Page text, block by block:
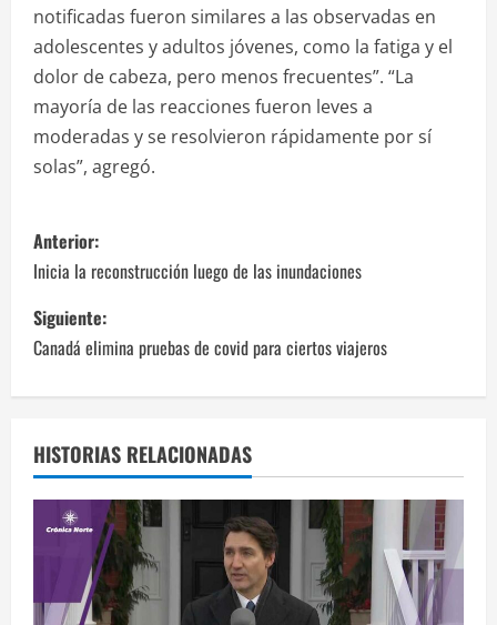
notificadas fueron similares a las observadas en
adolescentes y adultos jóvenes, como la fatiga y el
dolor de cabeza, pero menos frecuentes”. “La
mayoría de las reacciones fueron leves a
moderadas y se resolvieron rápidamente por sí
solas”, agregó.
N
a
v
e
a
c
ó
Anterior:
Inicia la reconstrucción luego de las inundaciones
Siguiente:
Canadá elimina pruebas de covid para ciertos viajeros
HISTORIAS RELACIONADAS